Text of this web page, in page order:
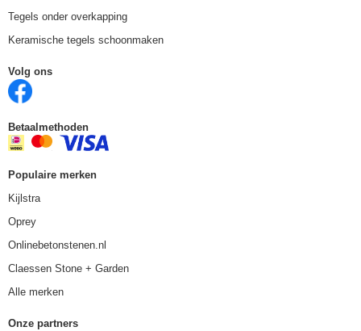
Tegels onder overkapping
Keramische tegels schoonmaken
Volg ons
Betaalmethoden
Populaire merken
Kijlstra
Oprey
Onlinebetonstenen.nl
Claessen Stone + Garden
Alle merken
Onze partners